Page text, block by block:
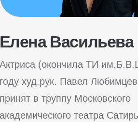
принят в труппу Московского
шар» под руководством Павла Любимцева.
Актерское мастерство
Сценическая речь